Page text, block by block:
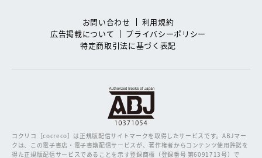
お問い合わせ
利用規約
広告掲載について
プライバシーポリシー
特定商取引法に基づく表記
コクリコ［cocreco］は正規版配信サイトマークを取得したサービスです。ABJマー
クは、この電子書店・電子書籍配信サービスが、著作権者からコンテンツ使用許諾を
得た正規版配信サービスであることを示す登録商標（登録番号 第6091713号）で